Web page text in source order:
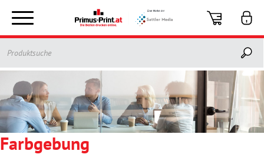
Toggle
navigation
Farbgebung